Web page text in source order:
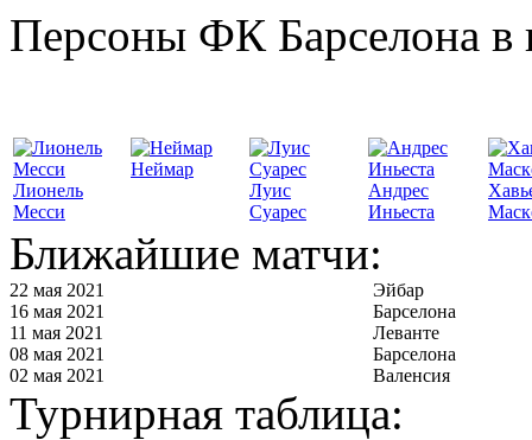
Персоны ФК Барселона в
Лионель
Месси
Неймар
Луис
Суарес
Андрес
Иньеста
Ближайшие матчи:
22 мая 2021
Эйбар
16 мая 2021
Барселона
11 мая 2021
Леванте
08 мая 2021
Барселона
02 мая 2021
Валенсия
Турнирная таблица: